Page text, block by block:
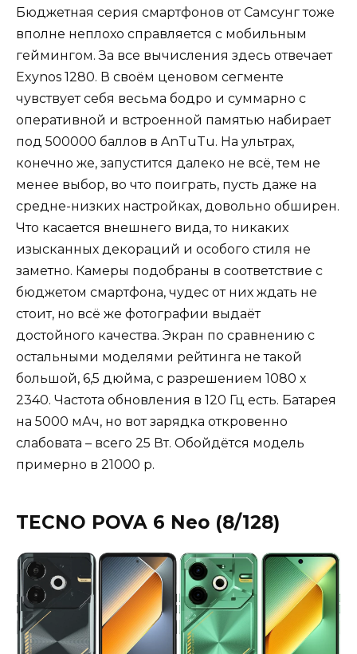
Бюджетная серия смартфонов от Самсунг тоже
вполне неплохо справляется с мобильным
геймингом. За все вычисления здесь отвечает
Exynos 1280. В своём ценовом сегменте
чувствует себя весьма бодро и суммарно с
оперативной и встроенной памятью набирает
под 500000 баллов в AnTuTu. На ультрах,
конечно же, запустится далеко не всё, тем не
менее выбор, во что поиграть, пусть даже на
средне-низких настройках, довольно обширен.
Что касается внешнего вида, то никаких
изысканных декораций и особого стиля не
заметно. Камеры подобраны в соответствие с
бюджетом смартфона, чудес от них ждать не
стоит, но всё же фотографии выдаёт
достойного качества. Экран по сравнению с
остальными моделями рейтинга не такой
большой, 6,5 дюйма, с разрешением 1080 х
2340. Частота обновления в 120 Гц есть. Батарея
на 5000 мАч, но вот зарядка откровенно
слабовата – всего 25 Вт. Обойдётся модель
примерно в 21000 р.
TECNO POVA 6 Neo (8/128)